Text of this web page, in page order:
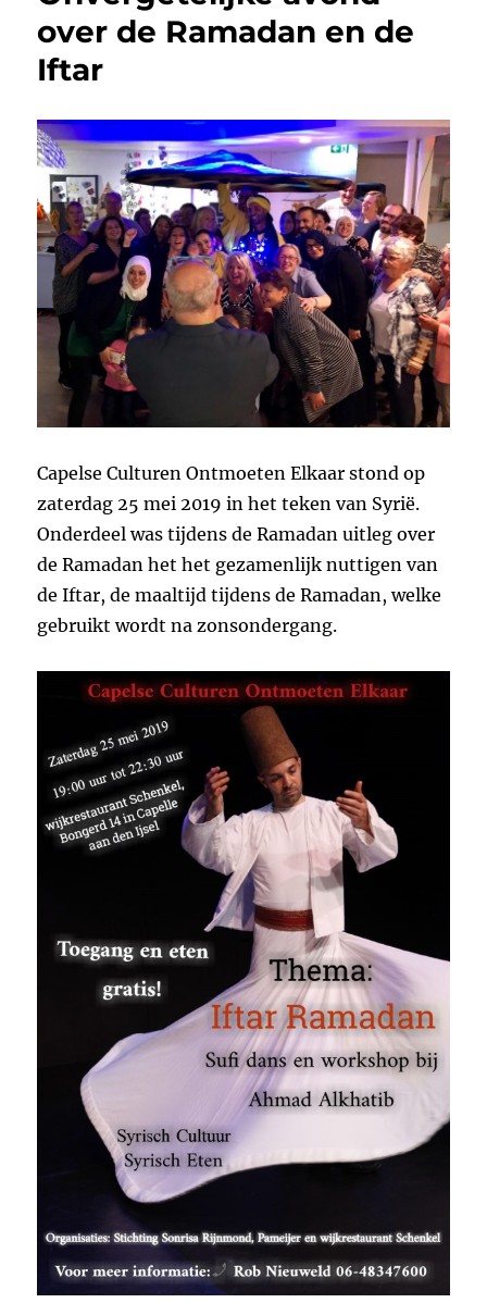
o
o
k
I
n
over de Ramadan en de
Iftar
Capelse Culturen Ontmoeten Elkaar stond op
zaterdag 25 mei 2019 in het teken van Syrië.
Onderdeel was tijdens de Ramadan uitleg over
de Ramadan het het gezamenlijk nuttigen van
de Iftar, de maaltijd tijdens de Ramadan, welke
gebruikt wordt na zonsondergang.